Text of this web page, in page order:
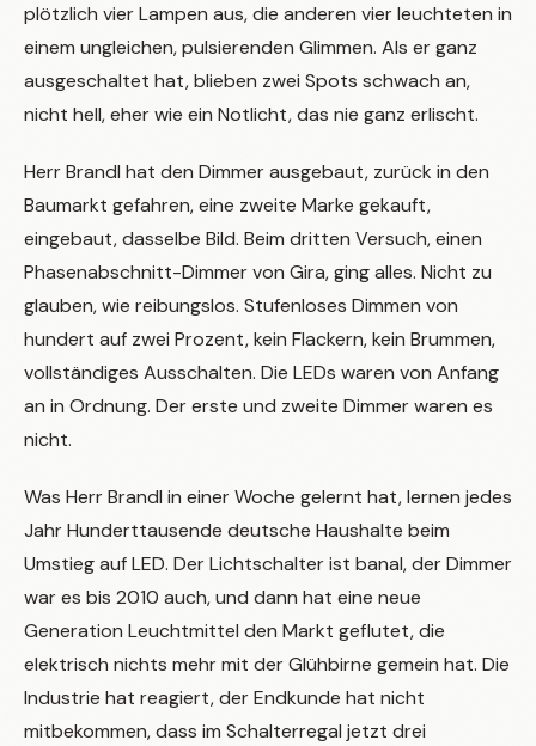
plötzlich vier Lampen aus, die anderen vier leuchteten in
einem ungleichen, pulsierenden Glimmen. Als er ganz
ausgeschaltet hat, blieben zwei Spots schwach an,
nicht hell, eher wie ein Notlicht, das nie ganz erlischt.
Herr Brandl hat den Dimmer ausgebaut, zurück in den
Baumarkt gefahren, eine zweite Marke gekauft,
eingebaut, dasselbe Bild. Beim dritten Versuch, einen
Phasenabschnitt-Dimmer von Gira, ging alles. Nicht zu
glauben, wie reibungslos. Stufenloses Dimmen von
hundert auf zwei Prozent, kein Flackern, kein Brummen,
vollständiges Ausschalten. Die LEDs waren von Anfang
an in Ordnung. Der erste und zweite Dimmer waren es
nicht.
Was Herr Brandl in einer Woche gelernt hat, lernen jedes
Jahr Hunderttausende deutsche Haushalte beim
Umstieg auf LED. Der Lichtschalter ist banal, der Dimmer
war es bis 2010 auch, und dann hat eine neue
Generation Leuchtmittel den Markt geflutet, die
elektrisch nichts mehr mit der Glühbirne gemein hat. Die
Industrie hat reagiert, der Endkunde hat nicht
mitbekommen, dass im Schalterregal jetzt drei